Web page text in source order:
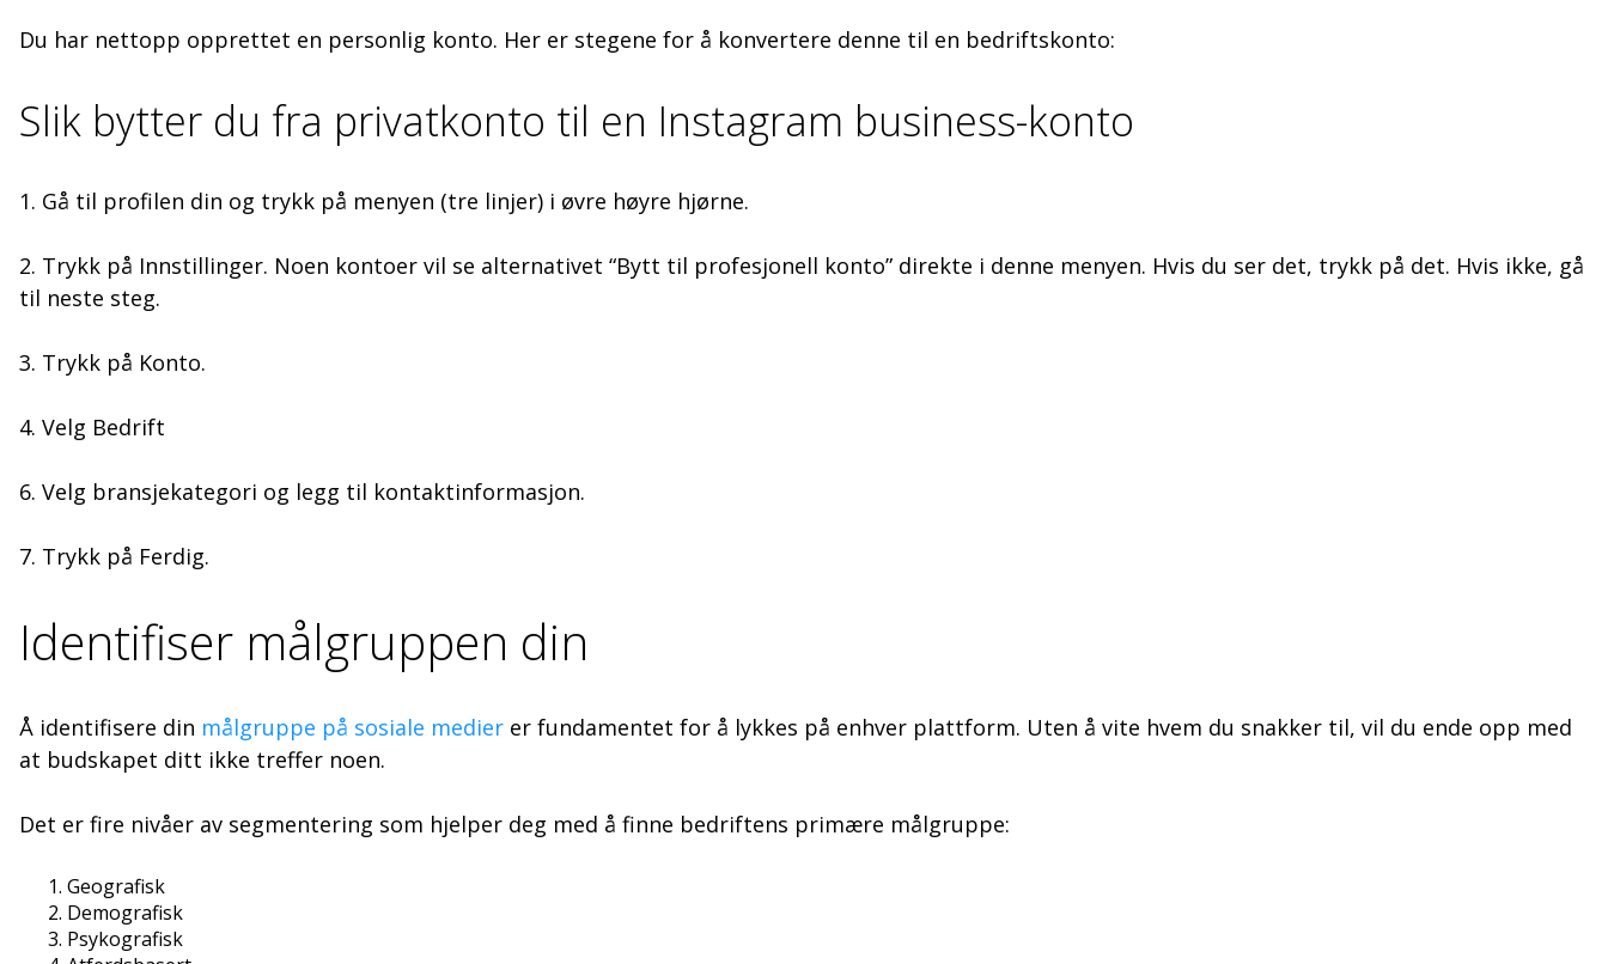
Du har nettopp opprettet en personlig konto. Her er stegene for å konvertere denne til en bedriftskonto:
Slik bytter du fra privatkonto til en Instagram business-konto
1. Gå til profilen din og trykk på menyen (tre linjer) i øvre høyre hjørne.
2. Trykk på Innstillinger. Noen kontoer vil se alternativet “Bytt til profesjonell konto” direkte i denne menyen. Hvis du ser det, trykk på det. Hvis ikke, gå
til neste steg.
3. Trykk på Konto.
4. Velg Bedrift
6. Velg bransjekategori og legg til kontaktinformasjon.
7. Trykk på Ferdig.
Identifiser målgruppen din
Å identifisere din målgruppe på sosiale medier er fundamentet for å lykkes på enhver plattform. Uten å vite hvem du snakker til, vil du ende opp med
at budskapet ditt ikke treffer noen.
Det er fire nivåer av segmentering som hjelper deg med å finne bedriftens primære målgruppe:
Geografisk
Demografisk
Psykografisk